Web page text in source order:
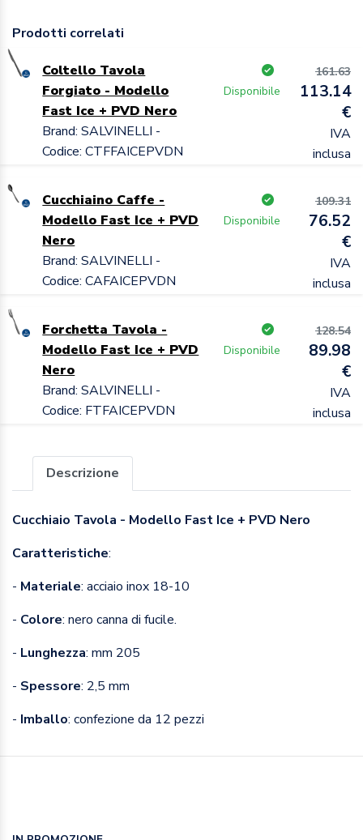
Prodotti correlati
Coltello Tavola
Forgiato - Modello
Fast Ice + PVD Nero
Brand: SALVINELLI -
Codice: CTFFAICEPVDN
Disponibile
161.63
113.14
€
IVA
inclusa
Cucchiaino Caffe -
Modello Fast Ice + PVD
Nero
Brand: SALVINELLI -
Codice: CAFAICEPVDN
Disponibile
109.31
76.52
€
IVA
inclusa
Forchetta Tavola -
Modello Fast Ice + PVD
Nero
Brand: SALVINELLI -
Codice: FTFAICEPVDN
Disponibile
128.54
89.98
€
IVA
inclusa
Descrizione
Cucchiaio Tavola - Modello Fast Ice + PVD Nero
Caratteristiche:
- Materiale: acciaio inox 18-10
- Colore: nero canna di fucile.
- Lunghezza: mm 205
- Spessore: 2,5 mm
- Imballo: confezione da 12 pezzi